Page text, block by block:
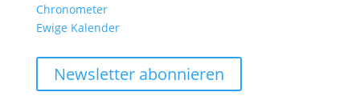
Chronometer
Ewige Kalender
Newsletter abonnieren